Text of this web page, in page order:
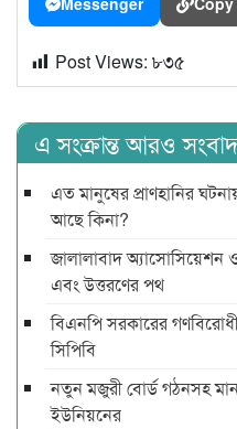
Post Views: ৮৩৫
এ সংক্রান্ত আরও
এত মানুষের প্রাণহানির
আছে কিনা?
জালালাবাদ অ্যাসোসিয়েশন
এবং উত্তরণের পথ
বিএনপি সরকারের
সিপিবি
নতুন মজুরী বোর্ড গঠনসহ
ইউনিয়নের